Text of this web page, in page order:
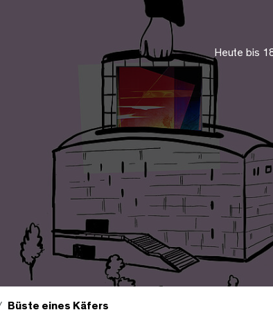
Heute bis
Büste eines Käfers